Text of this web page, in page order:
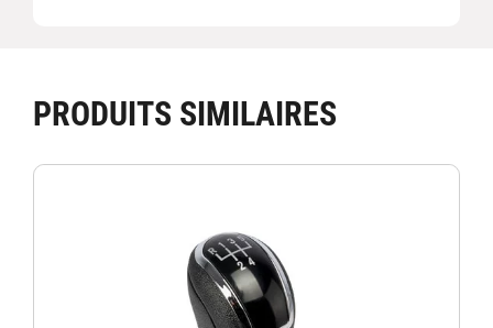
PRODUITS SIMILAIRES